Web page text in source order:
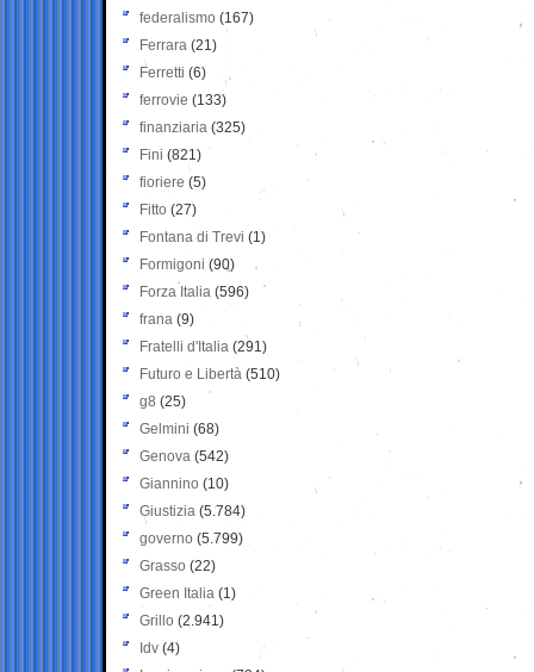
federalismo (167)
Ferrara (21)
Ferretti (6)
ferrovie (133)
finanziaria (325)
Fini (821)
fioriere (5)
Fitto (27)
Fontana di Trevi (1)
Formigoni (90)
Forza Italia (596)
frana (9)
Fratelli d'Italia (291)
Futuro e Libertà (510)
g8 (25)
Gelmini (68)
Genova (542)
Giannino (10)
Giustizia (5.784)
governo (5.799)
Grasso (22)
Green Italia (1)
Grillo (2.941)
Idv (4)